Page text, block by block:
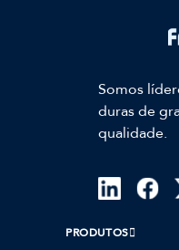
Somos
duras de
qualidade.
PRODUTOS